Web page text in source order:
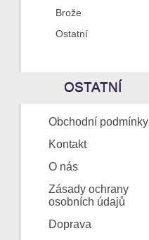
Brože
Ostatní
OSTATNÍ
Obchodní podmínky
Kontakt
O nás
Zásady ochrany
osobních údajů
Doprava